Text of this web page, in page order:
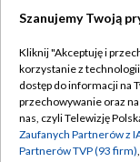
Abonament TVP
Emisja w TVP
Szanujemy Twoją
Kliknij "Akceptuję i
korzystanie z
dostęp do informacji na
przechowywanie oraz
nas, czyli Telewizję
Zaufanych Partnerów z
Partnerów TVP (93 firm)